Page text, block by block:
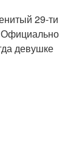
29-ти
Официально
девушке